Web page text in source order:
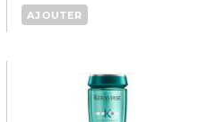
AJOUTER